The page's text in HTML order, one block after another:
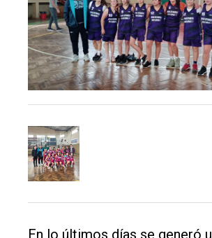
Balcarce
Inicio
Tendencia
Int.
General
Política
Cultura
Entrevistas
Rural
En lo últimos días se generó